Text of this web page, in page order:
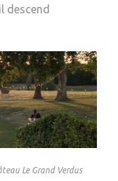
descend
Le Grand Verdus